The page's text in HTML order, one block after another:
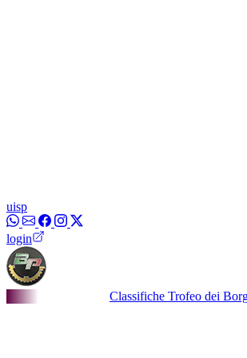
uisp
login
Classifiche Trofeo dei Borghi